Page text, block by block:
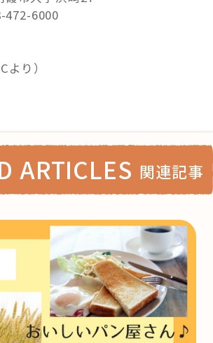
472-6000
より）
ARTICLES 関連記事